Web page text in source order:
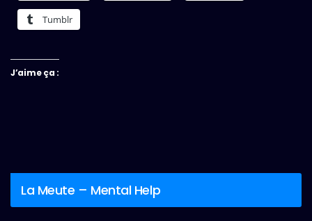
Tumblr
J’aime ça :
La Meute – Mental Help